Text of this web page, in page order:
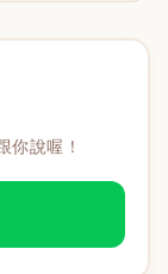
你說喔！